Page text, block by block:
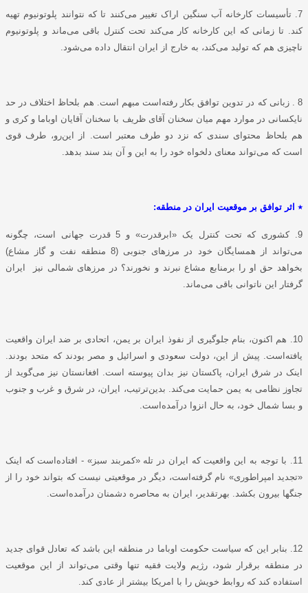
7. تأسیسات کارخانه آب سنگین اراک تغییر می‌کنند تا که نتوانند پلوتونیوم تهیه
کند. تا زمانی که این کارخانه کار می‌کند تحت کنترل باقی می‌ماند و پلوتونیوم
ناچیزی هم که تولید می‌کند، به خارج از ایران انتقال داده می‌شود.
8 . زبانی که در تدوین توافق بکار رفته‌است مبهم است. هم بلحاظ اختلاف در حد
نایکسانی در موارد مهم میان سخنان آقای ظریف با سخنان آقایان اوباما و کری و
هم بلحاظ محتوای سندی که نزد دو طرف معتبر است. از این‌رو، طرف قوی
است که می‌تواند معنای دلخواه خود را به این و آن بند سند بدهد.
٭ اثر توافق بر موقعیت ایران در منطقه:
9. کشوری که تحت کنترل یک «ابرقدرت» و 5 قدرت جهانی است، چگونه
می‌تواند از همسایگان خود در مرزهای جنوبی (8 منطقه نفت و گاز مشاع)
بخواهد حق او را برمنابع مشاع نبرند و نخورند؟ در مرزهای شمالی نیز ایران
گرفتار این ناتوانی باقی می‌ماند.
10. هم اکنون، بنام جلوگیری از نفوذ ایران بر یمن، اتحادی بر ضد ایران واقعیت
یافته‌است. پیش از این، دولت سعودی و اسرائیل و مصر بودند که متحد بودند.
اینک در شرق ایران، پاکستان نیز بدان پیوسته است. افغانستان نیز می‌گوید از
تجاوز نظامی به یمن حمایت می‌کند. بدین‌ترتیب، ایران، در شرق و غرب و جنوب
و بسا شمال خود، به حال انزوا درآمده‌است.
11. با توجه به این واقعیت که ایران در تله «کمربند سبز» - افتاده‌است که اینک
«تجدید امپراطوری» نام گرفته‌است، دیگر در موقعیتی نیست که بتواند خود را از
جنگها بیرون بکشد. بهرتقدیر، ایران به محاصره دشمنان درآمده‌است.
12. بنابر این که سیاست حکومت اوباما در منطقه این باشد که تعادل قوای جدید
در منطقه برقرار شود، رژیم ولایت فقیه تنها وقتی می‌تواند از این موقعیت
استفاده کند که روابط خویش را با امریکا بیشتر از عادی کند.